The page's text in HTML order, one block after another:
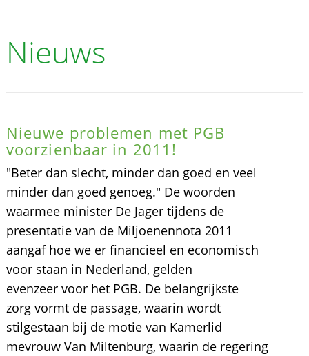
Nieuws
Nieuwe problemen met PGB
voorzienbaar in 2011!
"Beter dan slecht, minder dan goed en veel
minder dan goed genoeg." De woorden
waarmee minister De Jager tijdens de
presentatie van de Miljoenennota 2011
aangaf hoe we er financieel en economisch
voor staan in Nederland, gelden
evenzeer voor het PGB. De belangrijkste
zorg vormt de passage, waarin wordt
stilgestaan bij de motie van Kamerlid
mevrouw Van Miltenburg, waarin de regering